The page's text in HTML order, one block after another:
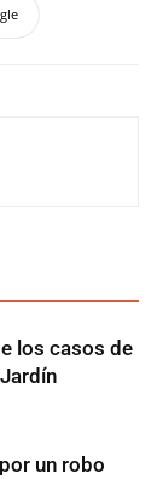
los casos de
un robo